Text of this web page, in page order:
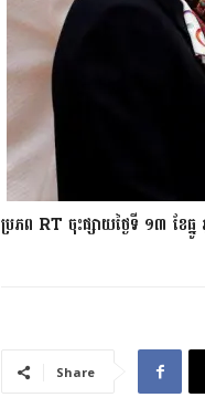
ប្រភព RT ចុះផ្សាយថ្ងៃទី ១៣ ខែធ្
Share